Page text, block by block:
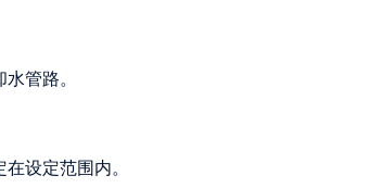
管路。
设定范围内。